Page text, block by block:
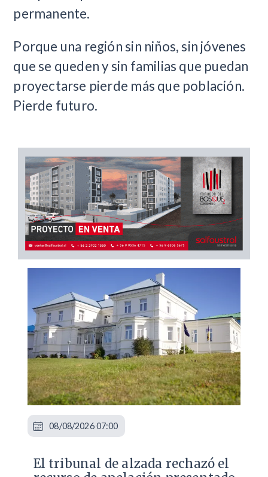
permanente.
Porque una región sin niños, sin jóvenes
que se queden y sin familias que puedan
proyectarse pierde más que población.
Pierde futuro.
​El tribunal de alzada rechazó el
08/08/2026 07:00